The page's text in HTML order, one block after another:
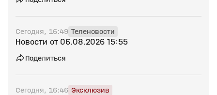
Сегодня, 16:49 Теленовости
Новости от 06.08.2026 15:55
Поделиться
Сегодня, 16:46 Эксклюзив